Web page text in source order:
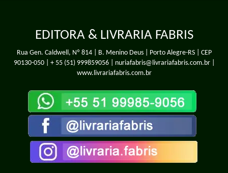
EDITORA & LIVRARIA FABRIS
Rua Gen. Caldwell, Nº 814 | B. Menino Deus | Porto Alegre-RS | CEP
90130-050 | + 55 (51) 999859056| nuriafabris@livrariafabris.com.br |
www.livrariafabris.com.br